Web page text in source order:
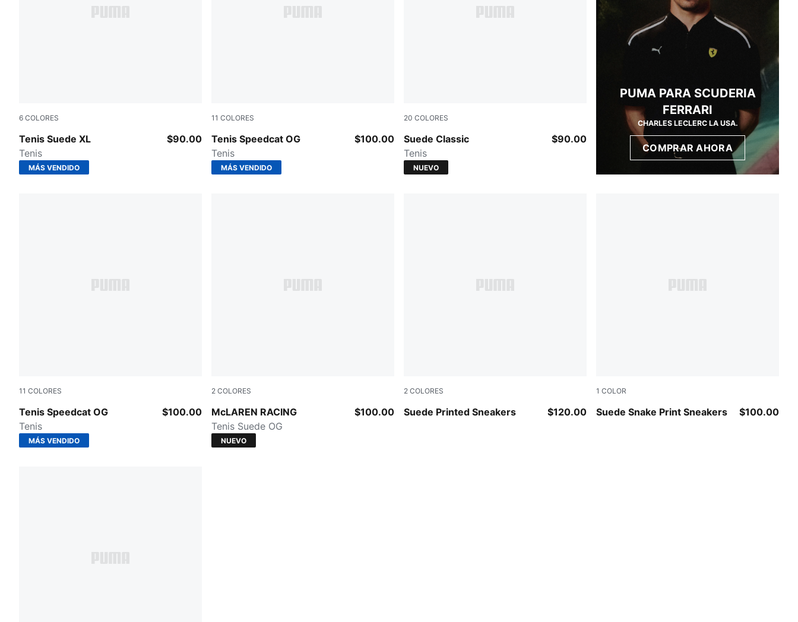
6 COLORES
Tenis Suede XL
PUMA Black-PUMA Black
Tenis
$90.00
MÁS VENDIDO
11 COLORES
Tenis Speedcat OG
New Navy-Warm White
Tenis
$100.00
MÁS VENDIDO
20 COLORES
Suede Classic
Puma Black-Puma White
Tenis
$90.00
NUEVO
PUMA PARA SCUDERIA
FERRARI
CHARLES LECLERC LA USA.
COMPRAR AHORA
11 COLORES
Tenis Speedcat OG
Bordeaux Red-PUMA Black
Tenis
$100.00
MÁS VENDIDO
2 COLORES
McLAREN RACING
PUMA Black-Papaya
Tenis Suede OG
$100.00
NUEVO
2 COLORES
Suede Printed Sneakers
Alpine Snow-PUMA Black $120.00
1 COLOR
Suede Snake Print Sneakers
Frosted Ivory-PUMA Black $100.00